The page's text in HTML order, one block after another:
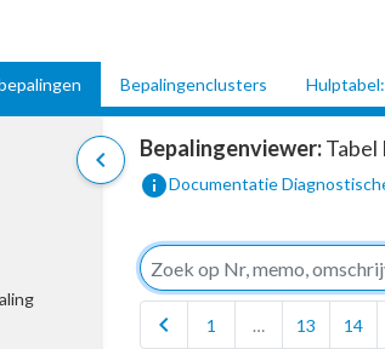
Bepalingenclusters
chevron_left Bepalingenviewer:Tabel
infoDocumentatie
chevron_left
1 … 13 14